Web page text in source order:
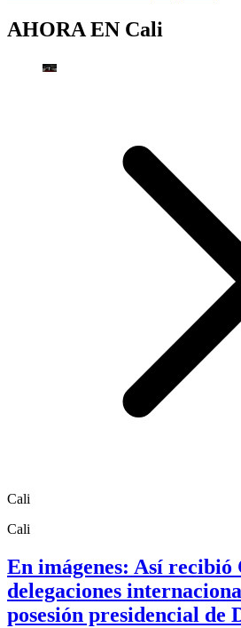
AHORA EN Cali
Cali
Cali
En imágenes: Así recibió
delegaciones
posesión presidencial de